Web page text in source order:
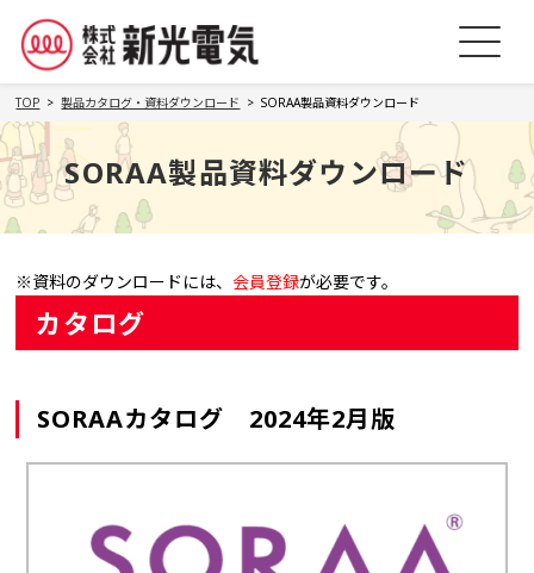
TOP 製品カタログ・資料ダウンロード SORAA製品資料ダウンロード
SORAA製品資料ダウンロード
※資料のダウンロードには、会員登録が必要です。
カタログ
SORAAカタログ 2024年2月版